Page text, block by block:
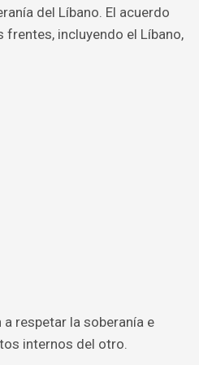
del Líbano. El acuerdo
incluyendo el Líbano,
respetar la soberanía e
internos del otro.